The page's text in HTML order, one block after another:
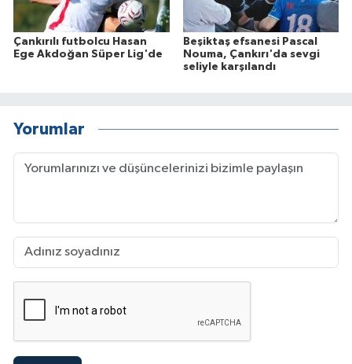
Çankırılı futbolcu Hasan
Ege Akdoğan Süper Lig'de
Beşiktaş efsanesi Pascal
Nouma, Çankırı'da sevgi
seliyle karşılandı
Yorumlar